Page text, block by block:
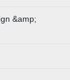
&amp;